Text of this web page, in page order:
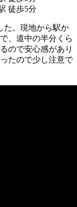
徒歩5分
た。現地から駅か
、道中の半分くら
ので安心感があり
たので少し注意で